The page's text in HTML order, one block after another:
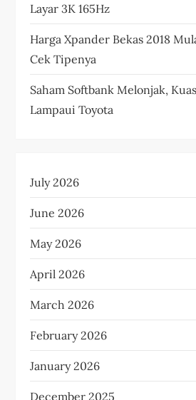
Layar 3K 165Hz
Harga Xpander Bekas 2018
Cek Tipenya
Saham Softbank Melonjak,
Lampaui Toyota
July 2026
June 2026
May 2026
April 2026
March 2026
February 2026
January 2026
December 2025